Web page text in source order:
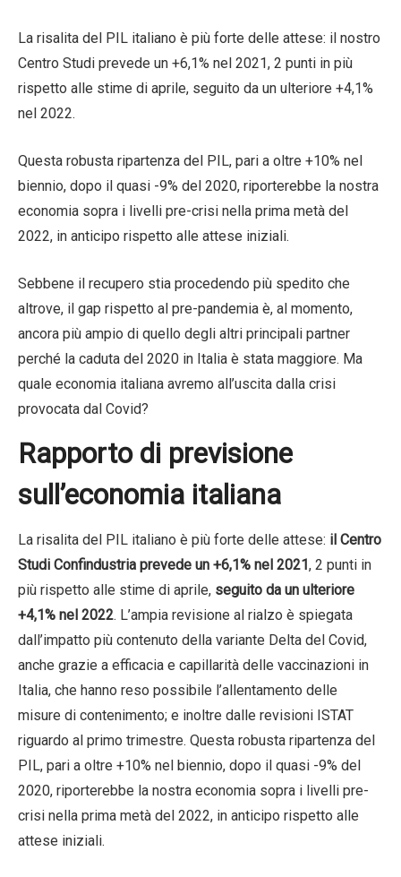
La risalita del PIL italiano è più forte delle attese: il nostro
Centro Studi prevede un +6,1% nel 2021, 2 punti in più
rispetto alle stime di aprile, seguito da un ulteriore +4,1%
nel 2022.
Questa robusta ripartenza del PIL, pari a oltre +10% nel
biennio, dopo il quasi -9% del 2020, riporterebbe la nostra
economia sopra i livelli pre-crisi nella prima metà del
2022, in anticipo rispetto alle attese iniziali.
Sebbene il recupero stia procedendo più spedito che
altrove, il gap rispetto al pre-pandemia è, al momento,
ancora più ampio di quello degli altri principali partner
perché la caduta del 2020 in Italia è stata maggiore. Ma
quale economia italiana avremo all’uscita dalla crisi
provocata dal Covid?
Rapporto di previsione
sull’economia italiana
La risalita del PIL italiano è più forte delle attese: il Centro
Studi Confindustria prevede un +6,1% nel 2021, 2 punti in
più rispetto alle stime di aprile, seguito da un ulteriore
+4,1% nel 2022. L’ampia revisione al rialzo è spiegata
dall’impatto più contenuto della variante Delta del Covid,
anche grazie a efficacia e capillarità delle vaccinazioni in
Italia, che hanno reso possibile l’allentamento delle
misure di contenimento; e inoltre dalle revisioni ISTAT
riguardo al primo trimestre. Questa robusta ripartenza del
PIL, pari a oltre +10% nel biennio, dopo il quasi -9% del
2020, riporterebbe la nostra economia sopra i livelli pre-
crisi nella prima metà del 2022, in anticipo rispetto alle
attese iniziali.